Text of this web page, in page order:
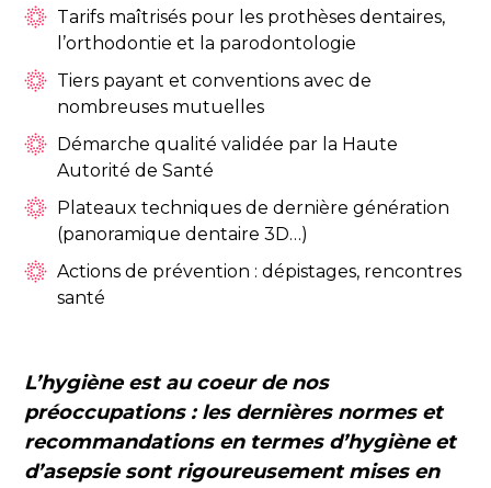
Tarifs maîtrisés pour les prothèses dentaires,
l’orthodontie et la parodontologie
Tiers payant et conventions avec de
nombreuses mutuelles
Démarche qualité validée par la Haute
Autorité de Santé
Plateaux techniques de dernière génération
(panoramique dentaire 3D…)
Actions de prévention : dépistages, rencontres
santé
L’hygiène est au coeur de nos
préoccupations : les dernières normes et
recommandations en termes d’hygiène et
d’asepsie sont rigoureusement mises en